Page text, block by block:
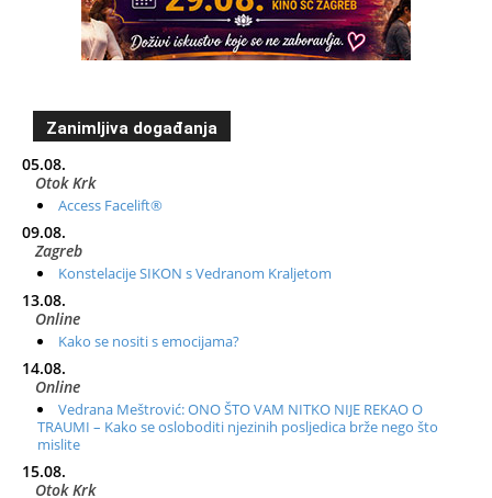
Zanimljiva događanja
05.08.
Otok Krk
Access Facelift®
09.08.
Zagreb
Konstelacije SIKON s Vedranom Kraljetom
13.08.
Online
Kako se nositi s emocijama?
14.08.
Online
Vedrana Meštrović: ONO ŠTO VAM NITKO NIJE REKAO O
TRAUMI – Kako se osloboditi njezinih posljedica brže nego što
mislite
15.08.
Otok Krk